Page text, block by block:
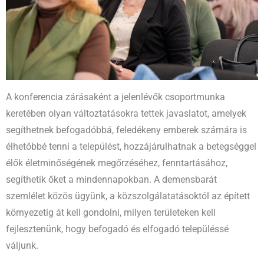
A konferencia zárásaként a jelenlévők csoportmunka
keretében olyan változtatásokra tettek javaslatot, amelyek
segíthetnek befogadóbbá, feledékeny emberek számára is
élhetőbbé tenni a települést, hozzájárulhatnak a betegséggel
élők életminőségének megőrzéséhez, fenntartásához,
segíthetik őket a mindennapokban. A demensbarát
szemlélet közös ügyünk, a közszolgálatatásoktól az épített
környezetig át kell gondolni, milyen területeken kell
fejlesztenünk, hogy befogadó és elfogadó településsé
váljunk.